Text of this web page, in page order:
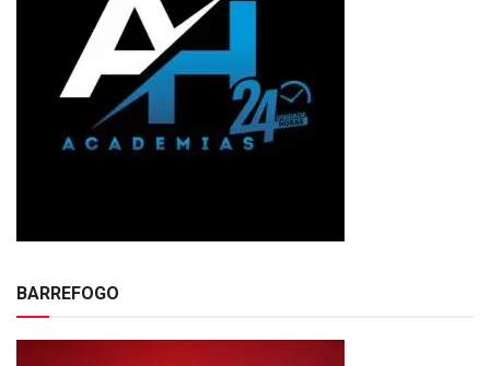
BARREFOGO